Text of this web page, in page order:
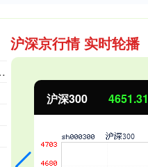
沪深京行情 实时轮播
沪深300 4651.31